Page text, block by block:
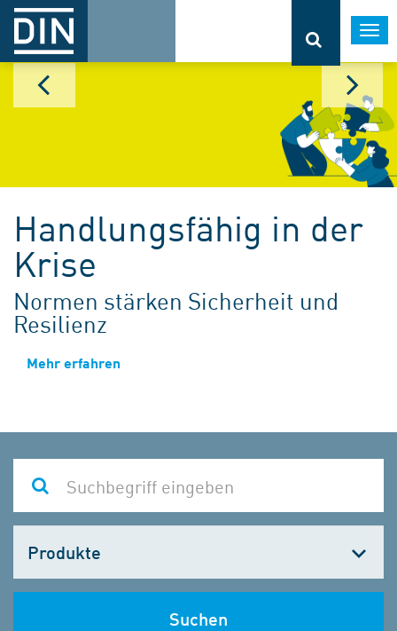
Handlungsfähig in der
Krise
Normen stärken Sicherheit und
Resilienz
Mehr erfahren
wählen
Suchen